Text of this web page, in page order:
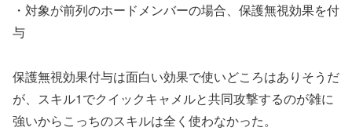
・対象が前列のホードメンバーの場合、保護無視効果を付
与
保護無視効果付与は面白い効果で使いどころはありそうだ
が、スキル1でクイックキャメルと共同攻撃するのが雑に
強いからこっちのスキルは全く使わなかった。